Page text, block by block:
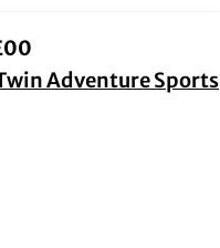
Adventure Sports